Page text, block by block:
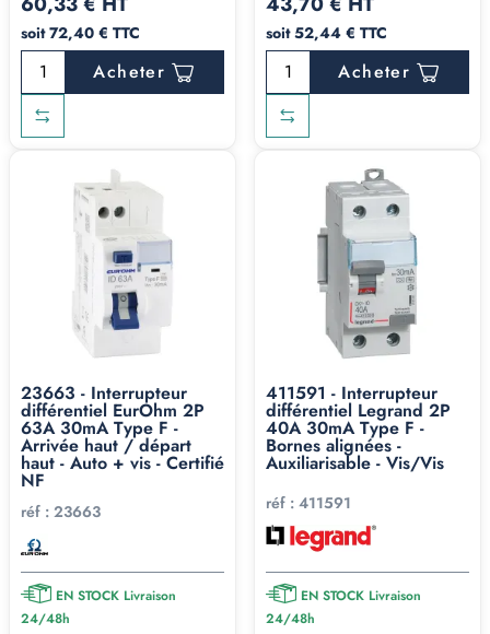
protection différentielle ET magnétothermique sur un
même module.
Sur cette catégorie, vous trouvez les deux familles :
interrupteurs différentiels (ABB F202/F204, EurOhm,
Legrand 411591, Schneider Resi9), disjoncteurs
différentiels (gamme Legrand DX3 en 1P+N) et blocs
différentiels adaptables.
AC, A, Super-immunisé,
F, B : à chaque type sa
mission
Type Ce qu'il détecte
Sa mission
principale
AC Courant alternatif pur
Économique, pour
les circuits basiques
A Alternatif + Continu pulsé
Sécurité standard
soit 72,40 € TTC
Acheter
soit 52,44 € TTC
Acheter
23663 - Interrupteur
différentiel EurOhm 2P
63A 30mA Type F -
Arrivée haut / départ
haut - Auto + vis - Certifié
NF
réf : 23663
EN STOCK Livraison
24/48h
411591 - Interrupteur
différentiel Legrand 2P
40A 30mA Type F -
Bornes alignées -
Auxiliarisable - Vis/Vis
réf : 411591
EN STOCK Livraison
24/48h